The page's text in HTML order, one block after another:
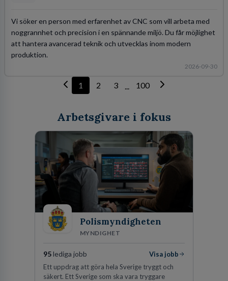
Vi söker en person med erfarenhet av CNC som vill arbeta med
noggrannhet och precision i en spännande miljö. Du får möjlighet
att hantera avancerad teknik och utvecklas inom modern
produktion.
2026-09-30
1 2 3 ... 100
Arbetsgivare i fokus
Polismyndigheten
MYNDIGHET
95lediga jobb
Visa jobb
Ett uppdrag att göra hela Sverige tryggt och
säkert. Ett Sverige som ska vara tryggare